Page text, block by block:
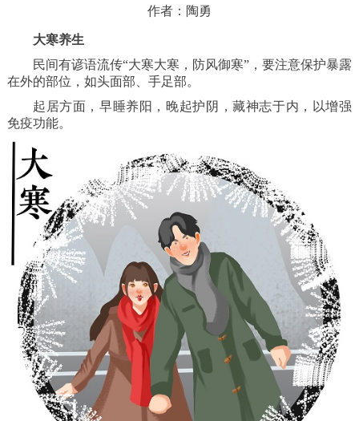
作者：陶勇
大寒养生
民间有谚语流传“大寒大寒，防风御寒”，要注意保护暴露
在外的部位，如头面部、手足部。
起居方面，早睡养阳，晚起护阴，藏神志于内，以增强
免疫功能。